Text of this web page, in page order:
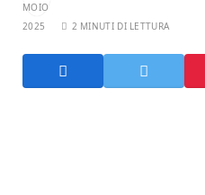
2025 2 MINUTI DI LETTURA